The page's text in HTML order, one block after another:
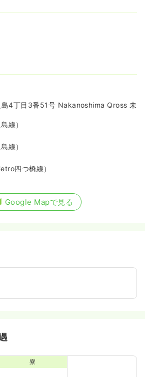
島4丁目3番51号 Nakanoshima Qross 未
線）
線）
四つ橋線）
Google Mapで見る
寮